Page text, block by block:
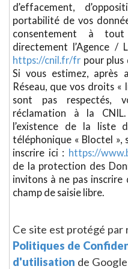
d’effacement,
portabilité de vos
consentement à
directement l’Agence /
https://cnil.fr/fr pour plus
Si vous estimez, après
Réseau, que vos droits
sont pas respectés,
réclamation à la
l’existence de la liste
téléphonique « Bloctel »,
inscrire ici : https://
de la protection des
invitons à ne pas inscrire
champ de saisie libre.
Ce site est protégé par
Politiques de
d'utilisation de